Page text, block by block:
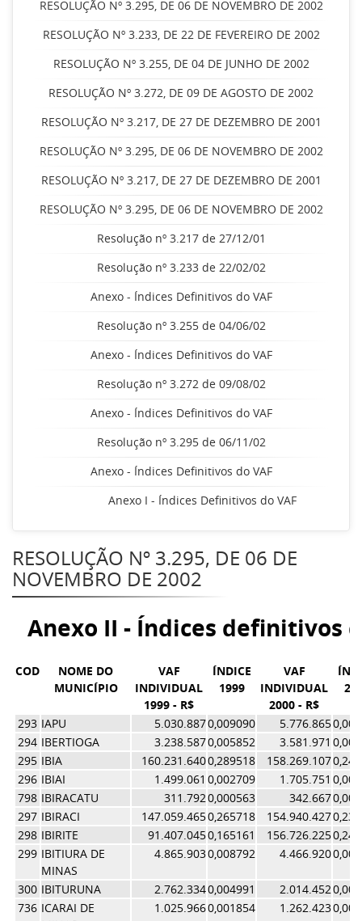
RESOLUÇÃO Nº 3.295, DE 06 DE NOVEMBRO DE 2002
RESOLUÇÃO Nº 3.233, DE 22 DE FEVEREIRO DE 2002
RESOLUÇÃO Nº 3.255, DE 04 DE JUNHO DE 2002
RESOLUÇÃO Nº 3.272, DE 09 DE AGOSTO DE 2002
RESOLUÇÃO Nº 3.217, DE 27 DE DEZEMBRO DE 2001
RESOLUÇÃO Nº 3.295, DE 06 DE NOVEMBRO DE 2002
RESOLUÇÃO Nº 3.217, DE 27 DE DEZEMBRO DE 2001
RESOLUÇÃO Nº 3.295, DE 06 DE NOVEMBRO DE 2002
Resolução nº 3.217 de 27/12/01
Resolução nº 3.233 de 22/02/02
Anexo - Índices Definitivos do VAF
Resolução nº 3.255 de 04/06/02
Anexo - Índices Definitivos do VAF
Resolução nº 3.272 de 09/08/02
Anexo - Índices Definitivos do VAF
Resolução nº 3.295 de 06/11/02
Anexo - Índices Definitivos do VAF
Anexo I - Índices Definitivos do VAF
RESOLUÇÃO Nº 3.295, DE 06 DE
NOVEMBRO DE 2002
Anexo II - Índices definitivos
COD
NOME DO
MUNICÍPIO
VAF
INDIVIDUAL
1999 - R$
ÍNDICE
1999
VAF
INDIVIDUAL
2000 - R$
293 IAPU 5.030.8870,009090 5.776.865
294 IBERTIOGA 3.238.5870,005852 3.581.971
295 IBIA 160.231.6400,289518 158.269.107
296 IBIAI 1.499.061 0,002709 1.705.751
798 IBIRACATU 311.7920,000563 342.667
297 IBIRACI 147.059.4650,265718 154.940.427
298 IBIRITE 91.407.0450,165161 156.726.225
299 IBITIURA DE
MINAS
4.865.9030,008792 4.466.920
300 IBITURUNA 2.762.3340,004991 2.014.452
736 ICARAI DE
1.025.9660,001854 1.262.423